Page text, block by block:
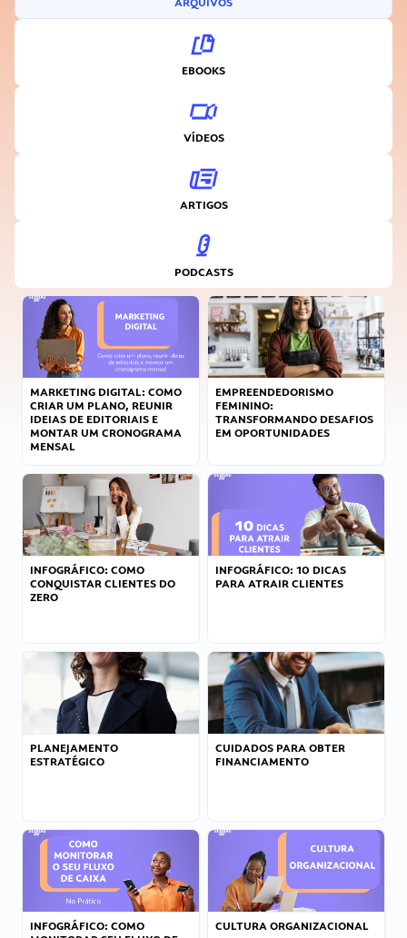
EBOOKS
VÍDEOS
ARTIGOS
PODCASTS
MARKETING DIGITAL: COMO
CRIAR UM PLANO, REUNIR
IDEIAS DE EDITORIAIS E
MONTAR UM CRONOGRAMA
MENSAL
EMPREENDEDORISMO
FEMININO:
TRANSFORMANDO DESAFIOS
EM OPORTUNIDADES
INFOGRÁFICO: COMO
CONQUISTAR CLIENTES DO
ZERO
INFOGRÁFICO: 10 DICAS
PARA ATRAIR CLIENTES
PLANEJAMENTO
ESTRATÉGICO
CUIDADOS PARA OBTER
FINANCIAMENTO
INFOGRÁFICO: COMO
CULTURA ORGANIZACIONAL